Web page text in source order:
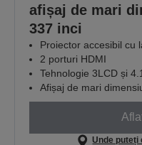
afișaj de mari
337 inci
Proiector accesibil cu
2 porturi HDMI
Tehnologie 3LCD și
Afișaj de mari
Unde puteți